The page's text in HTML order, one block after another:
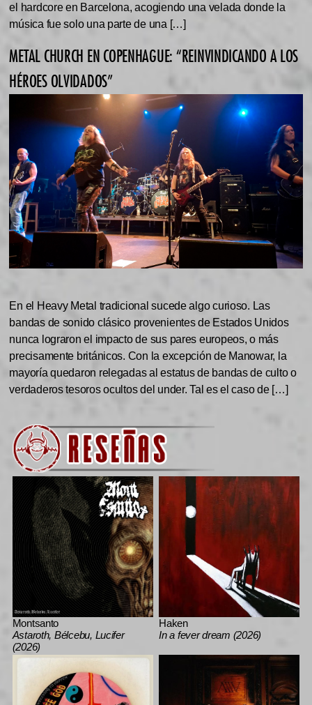
el hardcore en Barcelona, acogiendo una velada donde la
música fue solo una parte de una […]
METAL CHURCH EN COPENHAGUE: “REINVINDICANDO A LOS
HÉROES OLVIDADOS”
En el Heavy Metal tradicional sucede algo curioso. Las
bandas de sonido clásico provenientes de Estados Unidos
nunca lograron el impacto de sus pares europeos, o más
precisamente británicos. Con la excepción de Manowar, la
mayoría quedaron relegadas al estatus de bandas de culto o
verdaderos tesoros ocultos del under. Tal es el caso de […]
Montsanto
Astaroth, Bélcebu, Lucifer
(2026)
Haken
In a fever dream (2026)